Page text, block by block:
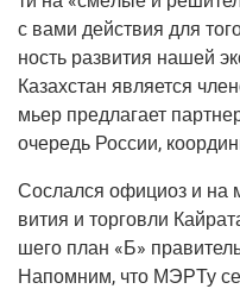
с вами дей­ствия для
ность раз­ви­тия нашей
Казах­стан явля­ет­ся
мьер пред­ла­га­ет
оче­редь Рос­сии,
Сослал­ся офи­ци­оз и на
ви­тия и тор­гов­ли
ше­го план «Б»
Напом­ним, что МЭР­Ту